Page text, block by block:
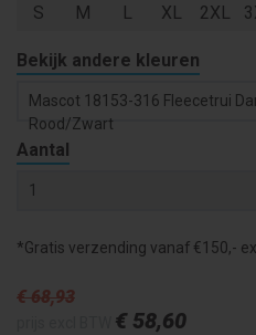
S M L XL 2XL
Bekijk andere kleuren
Mascot 18153-316 Fleecetrui
Rood/zwart
Aantal
*Gratis verzending vanaf €150,-
€ 68,93
€ 58,60